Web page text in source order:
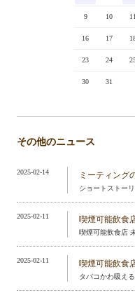
9 10
16 17
23 24
30 31
その他のニュース
2025-02-14 ミーティング
ショートストー
2025-02-11 喫煙可能飲食
喫煙可能飲食店
2025-02-11 喫煙可能飲食
タバコかわ吸え